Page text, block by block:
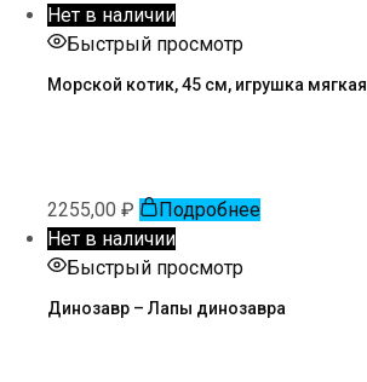
Нет в наличии
Быстрый просмотр
Морской котик, 45 см, игрушка мягкая
2255,00 ₽
Подробнее
Нет в наличии
Быстрый просмотр
Динозавр – Лапы динозавра